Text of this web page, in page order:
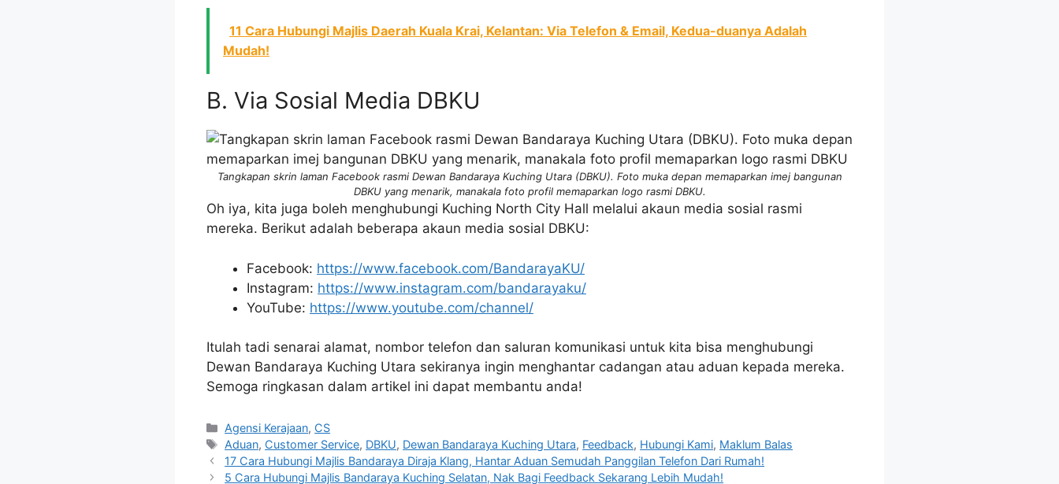
11 Cara Hubungi Majlis Daerah Kuala Krai, Kelantan: Via Telefon & Email, Kedua-duanya Adalah
Mudah!
B. Via Sosial Media DBKU
Tangkapan skrin laman Facebook rasmi Dewan Bandaraya Kuching Utara (DBKU). Foto muka depan memaparkan imej bangunan
DBKU yang menarik, manakala foto profil memaparkan logo rasmi DBKU.
Oh iya, kita juga boleh menghubungi Kuching North City Hall melalui akaun media sosial rasmi
mereka. Berikut adalah beberapa akaun media sosial DBKU:
Facebook: https://www.facebook.com/BandarayaKU/
Instagram: https://www.instagram.com/bandarayaku/
YouTube: https://www.youtube.com/channel/
Itulah tadi senarai alamat, nombor telefon dan saluran komunikasi untuk kita bisa menghubungi
Dewan Bandaraya Kuching Utara sekiranya ingin menghantar cadangan atau aduan kepada mereka.
Semoga ringkasan dalam artikel ini dapat membantu anda!
Categories
Agensi Kerajaan, CS
Tags
Aduan, Customer Service, DBKU, Dewan Bandaraya Kuching Utara, Feedback, Hubungi Kami, Maklum Balas
17 Cara Hubungi Majlis Bandaraya Diraja Klang, Hantar Aduan Semudah Panggilan Telefon Dari Rumah!
5 Cara Hubungi Majlis Bandaraya Kuching Selatan, Nak Bagi Feedback Sekarang Lebih Mudah!